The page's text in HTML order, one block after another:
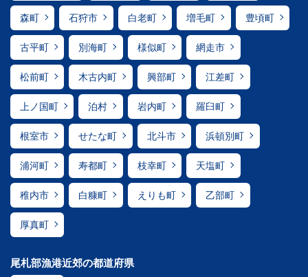
森町 石狩市 白老町 増毛町 豊頃町
古平町 別海町 様似町 網走市
松前町 木古内町 興部町 江差町
上ノ国町 泊村 岩内町 羅臼町
根室市 せたな町 北斗市 浜頓別町
浦河町 寿都町 枝幸町 天塩町
稚内市 白糠町 えりも町 乙部町
厚真町
尾札部漁港近郊の都道府県